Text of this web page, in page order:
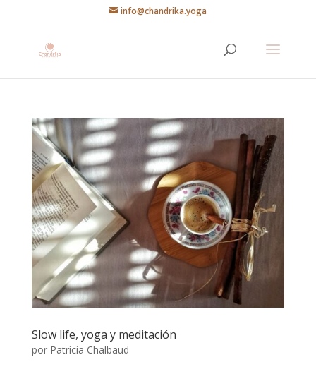
info@chandrika.yoga
Slow life, yoga y meditación
por Patricia Chalbaud